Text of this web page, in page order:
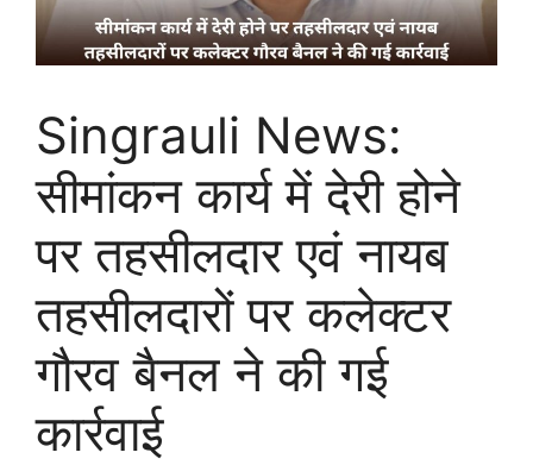
Singrauli News:
सीमांकन कार्य में देरी होने
पर तहसीलदार एवं नायब
तहसीलदारों पर कलेक्टर
गौरव बैनल ने की गई
कार्रवाई